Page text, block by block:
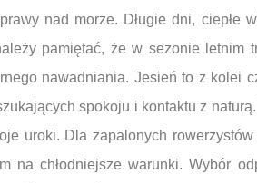
nad morze. Długie dni,
pamiętać, że w sezonie letnim
nawadniania. Jesień to z kolei
spokoju i kontaktu z
uroki. Dla zapalonych
na chłodniejsze warunki. Wybór